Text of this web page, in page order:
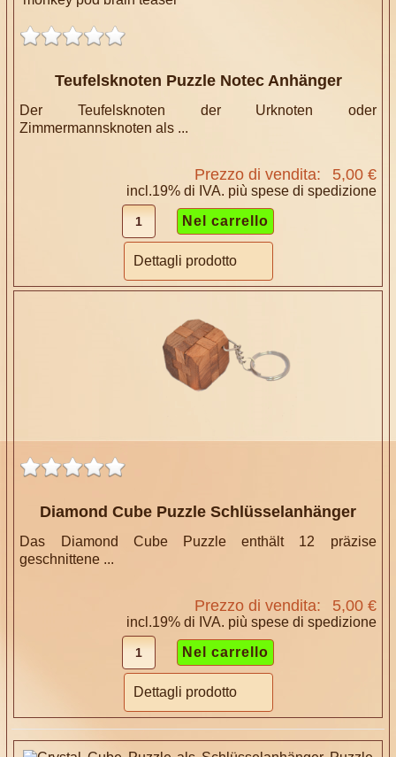
Teufelsknoten Puzzle Notec Anhänger
Der Teufelsknoten der Urknoten oder
Zimmermannsknoten als ...
Prezzo di vendita: 5,00 €
incl.19% di IVA. più spese di spedizione
Dettagli prodotto
Diamond Cube Puzzle Schlüsselanhänger
Das Diamond Cube Puzzle enthält 12 präzise
geschnittene ...
Prezzo di vendita: 5,00 €
incl.19% di IVA. più spese di spedizione
Dettagli prodotto